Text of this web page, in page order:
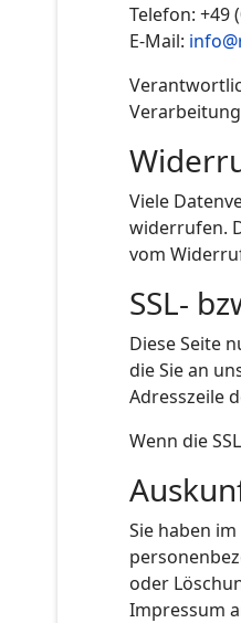
Telefon: +49
E-Mail:
Viele
widerrufen.
vom
SSL-
Diese Seite
die Sie an
Adresszeile
Wenn die
Sie haben
oder
Impressum